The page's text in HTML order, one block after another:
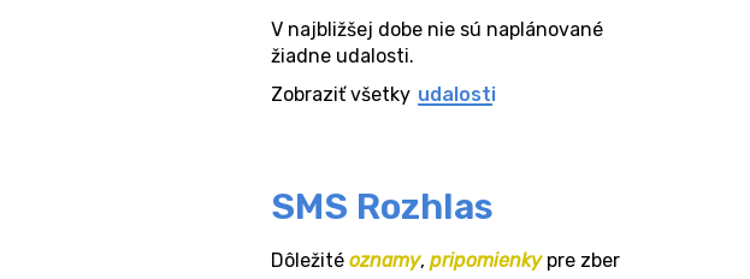
V najbližšej dobe nie sú naplánované
žiadne udalosti.
Zobraziť všetky udalosti
SMS Rozhlas
Dôležité oznamy, pripomienkypre zber